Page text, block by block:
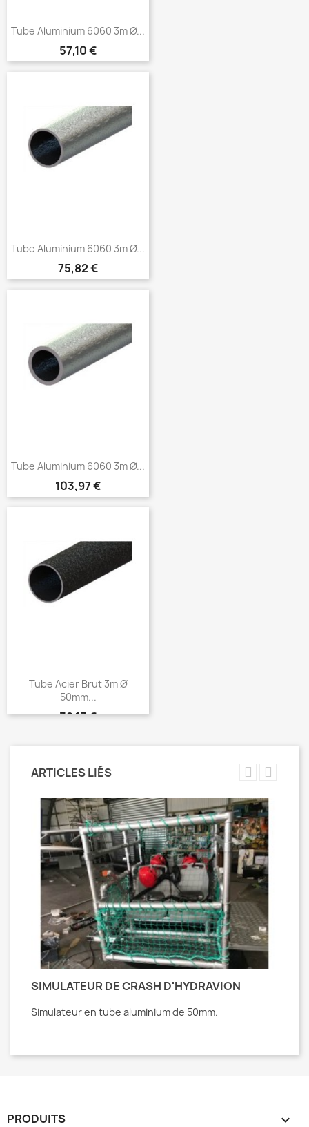
Tube Aluminium 6060 3m Ø...
Prix
57,10 €
Tube Aluminium 6060 3m Ø...
Prix
75,82 €
Tube Aluminium 6060 3m Ø...
Prix
103,97 €
Tube Acier Brut 3m Ø
50mm...
Prix
39,13 €
ARTICLES LIÉS
SIMULATEUR DE CRASH D'HYDRAVION
Simulateur en tube aluminium de 50mm.
PRODUITS 